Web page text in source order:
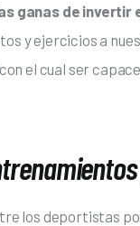
ganas de invertir
y ejercicios a
con el cual ser
los deportistas po